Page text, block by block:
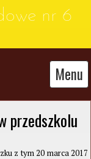
nr 6
Menu
przedszkolu
z tym 20 marca 2017